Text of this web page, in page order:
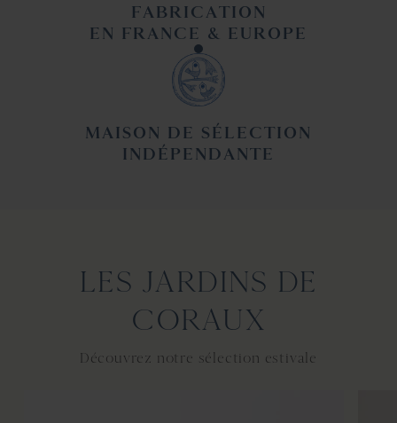
FABRICATION
EN FRANCE & EUROPE
MAISON DE SÉLECTION
INDÉPENDANTE
LES JARDINS DE
CORAUX
Découvrez notre sélection estivale